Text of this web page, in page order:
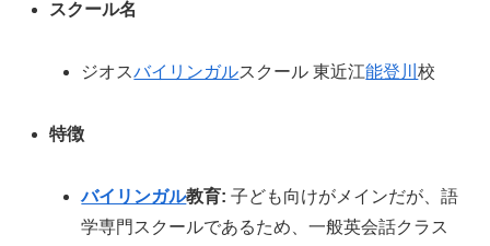
スクール名
ジオスバイリンガルスクール 東近江能登川校
特徴
バイリンガル教育: 子ども向けがメインだが、語
学専門スクールであるため、一般英会話クラス